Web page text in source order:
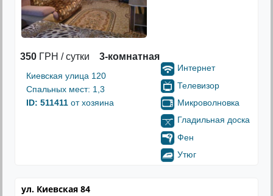
350 ГРН / сутки 3-комнатная
Киевская улица 120
Спальных мест: 1,3
ID: 511411 от хозяина
Интернет
Телевизор
Микроволновка
Гладильная доска
Фен
Утюг
ул. Киевская 84